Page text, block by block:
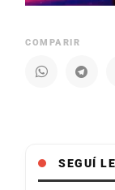
COMPARIR
SEGUÍ